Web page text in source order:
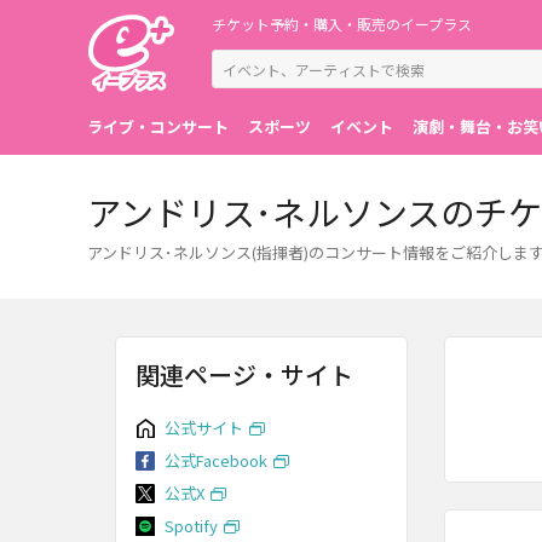
チケット予約・購入・販売のイープラス
ライブ・コンサート スポーツ イベント 演劇・舞台・お笑
アンドリス･ネルソンスのチ
アンドリス･ネルソンス(指揮者)のコンサート情報をご紹介しま
関連ページ・サイト
公式サイト
公式Facebook
公式X
Spotify